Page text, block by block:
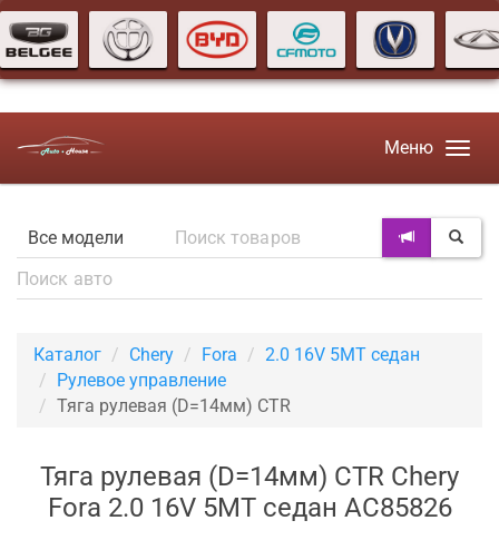
Меню
Каталог Chery Fora
2.0 16V 5MT седан
Рулевое управление
Тяга рулевая (D=14мм) CTR
Тяга рулевая (D=14мм) CTR Chery
Fora 2.0 16V 5MT седан AC85826